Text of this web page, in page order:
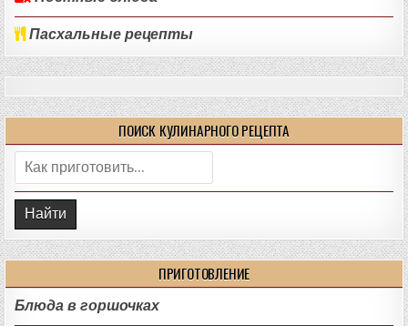
Пасхальные рецепты
ПОИСК КУЛИНАРНОГО РЕЦЕПТА
Поиск:
ПРИГОТОВЛЕНИЕ
Блюда в горшочках